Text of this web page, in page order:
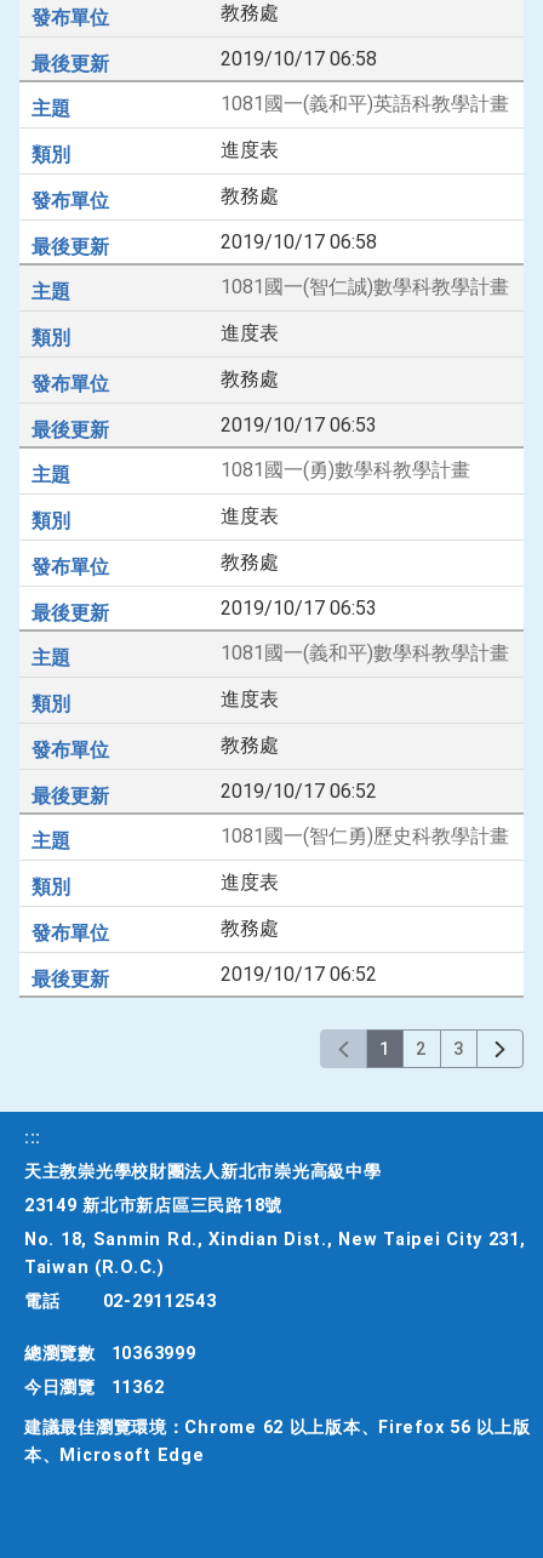
教務處
2019/10/17 06:58
1081國一(義和平)英語科教學計畫
進度表
教務處
2019/10/17 06:58
1081國一(智仁誠)數學科教學計畫
進度表
教務處
2019/10/17 06:53
1081國一(勇)數學科教學計畫
進度表
教務處
2019/10/17 06:53
1081國一(義和平)數學科教學計畫
進度表
教務處
2019/10/17 06:52
1081國一(智仁勇)歷史科教學計畫
進度表
教務處
2019/10/17 06:52
1 2 3
:::
天主教崇光學校財團法人新北市崇光高級中學
23149 新北市新店區三民路18號
No. 18, Sanmin Rd., Xindian Dist., New Taipei City 231,
Taiwan (R.O.C.)
電話
02-29112543
總瀏覽數
10363999
今日瀏覽
11362
建議最佳瀏覽環境：Chrome 62 以上版本、Firefox 56 以上版
本、Microsoft Edge